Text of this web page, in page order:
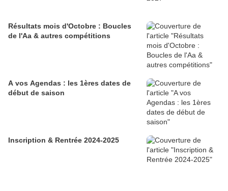
Résultats mois d'Octobre : Boucles
de l'Aa & autres compétitions
A vos Agendas : les 1ères dates de
début de saison
Inscription & Rentrée 2024-2025